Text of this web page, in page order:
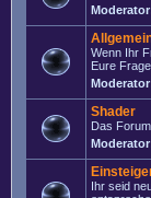
Wenn Ihr
Eure
Shader
Das
Ihr seid